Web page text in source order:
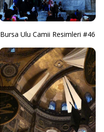
Bursa Ulu Camii Resimleri #46